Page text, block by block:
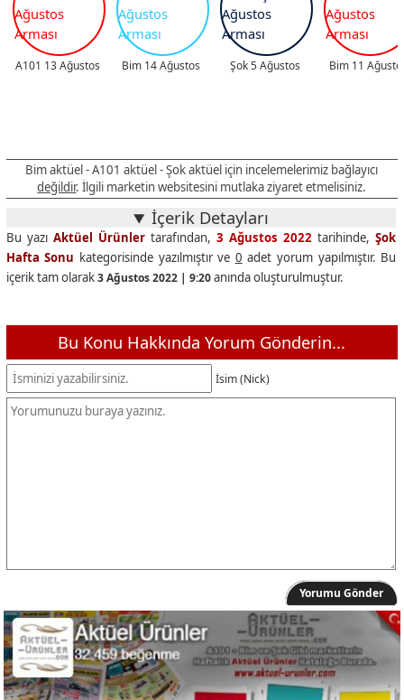
A101 13 Ağustos Bim 14 Ağustos Şok 5 Ağustos Bim 11
Bim aktüel - A101 aktüel - Şok aktüel için incelemelerimiz bağlayıcı
değildir. İlgili marketin websitesini mutlaka ziyaret etmelisiniz.
İçerik Detayları
Bu yazı Aktüel Ürünlertarafından, 3 Ağustos 2022 tarihinde,Şok
Hafta Sonu kategorisinde yazılmıştır ve 0 adet yorum yapılmıştır. Bu
içerik tam olarak3 Ağustos 2022 | 9:20anında oluşturulmuştur.
Bu Konu Hakkında Yorum Gönderin...
İsim (Nick)
Yorumu Gönder